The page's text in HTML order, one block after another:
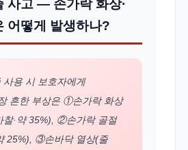
사고 — 손가락 화상·
어떻게 발생하나?
사용 시 보호자에게
흔한 부상은 ①손가락 화상
찰·약 35%), ②손가락 골절
25%), ③손바닥 열상(줄